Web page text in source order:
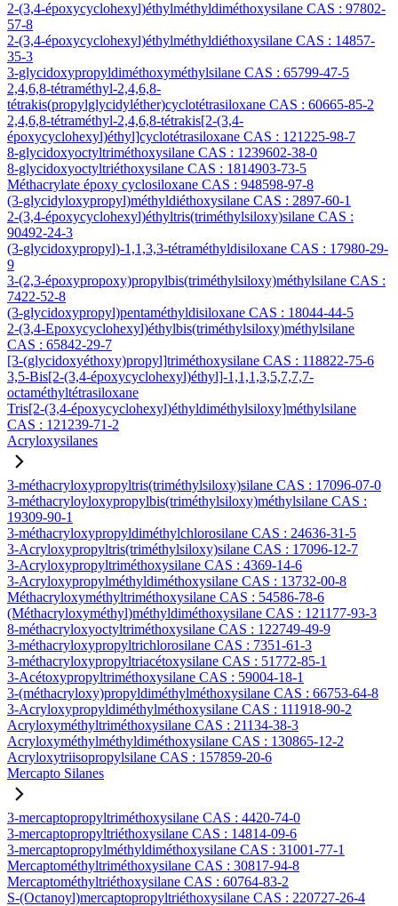
2-(3,4-époxycyclohexyl)éthylméthyldiméthoxysilane CAS : 97802-
57-8
2-(3,4-époxycyclohexyl)éthylméthyldiéthoxysilane CAS : 14857-
35-3
3-glycidoxypropyldiméthoxyméthylsilane CAS : 65799-47-5
2,4,6,8-tétraméthyl-2,4,6,8-
tétrakis(propylglycidyléther)cyclotétrasiloxane CAS : 60665-85-2
2,4,6,8-tétraméthyl-2,4,6,8-tétrakis[2-(3,4-
époxycyclohexyl)éthyl]cyclotétrasiloxane CAS : 121225-98-7
8-glycidoxyoctyltriméthoxysilane CAS : 1239602-38-0
8-glycidoxyoctyltriéthoxysilane CAS : 1814903-73-5
Méthacrylate époxy cyclosiloxane CAS : 948598-97-8
(3-glycidyloxypropyl)méthyldiéthoxysilane CAS : 2897-60-1
2-(3,4-époxycyclohexyl)éthyltris(triméthylsiloxy)silane CAS :
90492-24-3
(3-glycidoxypropyl)-1,1,3,3-tétraméthyldisiloxane CAS : 17980-29-
9
3-(2,3-époxypropoxy)propylbis(triméthylsiloxy)méthylsilane CAS :
7422-52-8
(3-glycidoxypropyl)pentaméthyldisiloxane CAS : 18044-44-5
2-(3,4-Epoxycyclohexyl)éthylbis(triméthylsiloxy)méthylsilane
CAS : 65842-29-7
[3-(glycidoxyéthoxy)propyl]triméthoxysilane CAS : 118822-75-6
3,5-Bis[2-(3,4-époxycyclohexyl)éthyl]-1,1,1,3,5,7,7,7-
octaméthyltétrasiloxane
Tris[2-(3,4-époxycyclohexyl)éthyldiméthylsiloxy]méthylsilane
CAS : 121239-71-2
Acryloxysilanes
3-méthacryloxypropyltris(triméthylsiloxy)silane CAS : 17096-07-0
3-méthacryloyloxypropylbis(triméthylsiloxy)méthylsilane CAS :
19309-90-1
3-méthacryloxypropyldiméthylchlorosilane CAS : 24636-31-5
3-Acryloxypropyltris(triméthylsiloxy)silane CAS : 17096-12-7
3-Acryloxypropyltriméthoxysilane CAS : 4369-14-6
3-Acryloxypropylméthyldiméthoxysilane CAS : 13732-00-8
Méthacryloxyméthyltriméthoxysilane CAS : 54586-78-6
(Méthacryloxyméthyl)méthyldiméthoxysilane CAS : 121177-93-3
8-méthacryloxyoctyltriméthoxysilane CAS : 122749-49-9
3-méthacryloxypropyltrichlorosilane CAS : 7351-61-3
3-méthacryloxypropyltriacétoxysilane CAS : 51772-85-1
3-Acétoxypropyltriméthoxysilane CAS : 59004-18-1
3-(méthacryloxy)propyldiméthylméthoxysilane CAS : 66753-64-8
3-Acryloxypropyldiméthylméthoxysilane CAS : 111918-90-2
Acryloxyméthyltriméthoxysilane CAS : 21134-38-3
Acryloxyméthylméthyldiméthoxysilane CAS : 130865-12-2
Acryloxytriisopropylsilane CAS : 157859-20-6
Mercapto Silanes
3-mercaptopropyltriméthoxysilane CAS : 4420-74-0
3-mercaptopropyltriéthoxysilane CAS : 14814-09-6
3-mercaptopropylméthyldiméthoxysilane CAS : 31001-77-1
Mercaptométhyltriméthoxysilane CAS : 30817-94-8
Mercaptométhyltriéthoxysilane CAS : 60764-83-2
S-(Octanoyl)mercaptopropyltriéthoxysilane CAS : 220727-26-4